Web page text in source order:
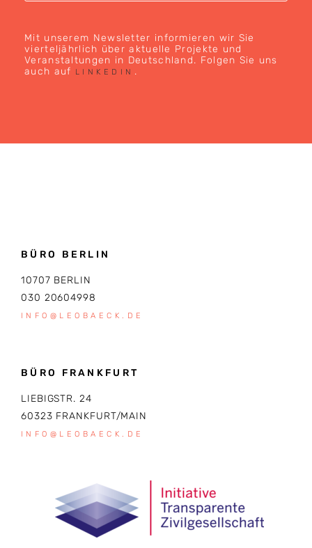
Mit unserem Newsletter informieren wir Sie
vierteljährlich über aktuelle Projekte und
Veranstaltungen in Deutschland. Folgen Sie uns
auch auf
LINKEDIN .
BÜRO BERLIN
10707 BERLIN
030 20604998
INFO@LEOBAECK.DE
BÜRO FRANKFURT
LIEBIGSTR. 24
60323 FRANKFURT/MAIN
INFO@LEOBAECK.DE